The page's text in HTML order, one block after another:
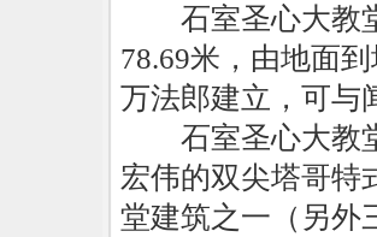
石室圣心大教堂
78.69米，由地面
万法郎建立，可与
石室圣心大教堂
宏伟的双尖塔哥特
堂建筑之一（另外